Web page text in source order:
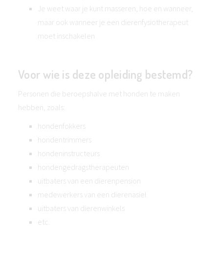
Je weet waar je kunt masseren, hoe en wanneer,
maar ook wanneer je een dierenfysiotherapeut
moet inschakelen
Voor wie is deze opleiding bestemd?
Personen die beroepshalve met honden te maken
hebben, zoals:
hondenfokkers
hondentrimmers
hondeninstructeurs
hondengedragstherapeuten
uitbaters van een dierenpension
medewerkers van een dierenasiel
uitbaters van dierenwinkels
etc.